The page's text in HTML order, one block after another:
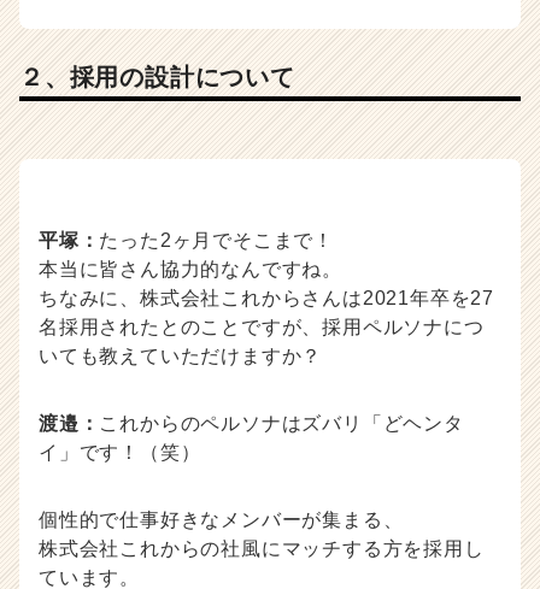
２、採用の設計について
平塚： たった2ヶ月でそこまで！
本当に皆さん協力的なんですね。
ちなみに、株式会社これからさんは2021年卒を27
名採用されたとのことですが、採用ペルソナにつ
いても教えていただけますか？
渡邉： これからのペルソナはズバリ「どヘンタ
イ」です！（笑）
個性的で仕事好きなメンバーが集まる、
株式会社これからの社風にマッチする方を採用し
ています。